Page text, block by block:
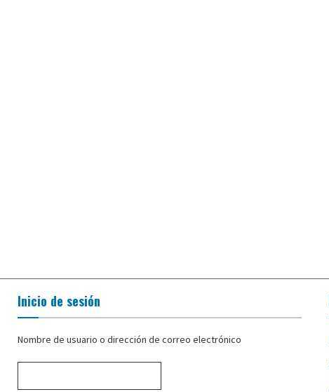
Inicio de sesión
Nombre de usuario o dirección de correo electrónico